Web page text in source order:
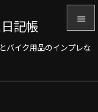
記帳
バイク用品のインプレな

